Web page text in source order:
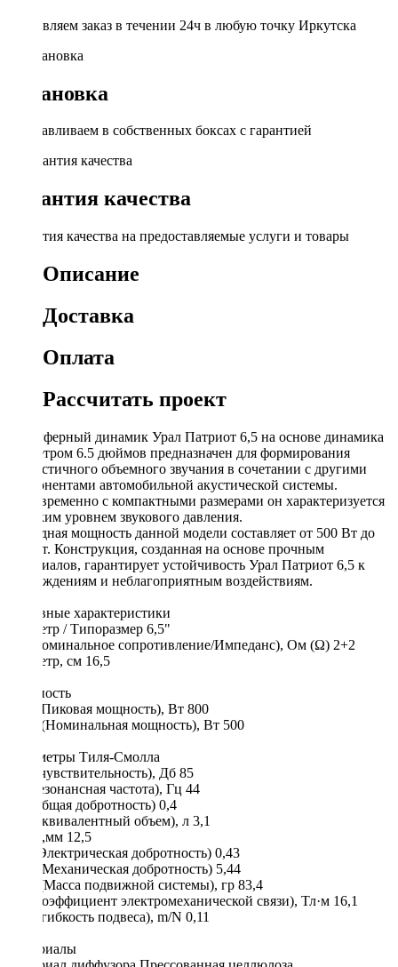
Доставляем заказ в течении 24ч в любую точку Иркутска
Установка
Устанавливаем в собственных боксах с гарантией
Гарантия качества
Гарантия качества на предоставляемые услуги и товары
Описание
Доставка
Оплата
Рассчитать проект
Сабвуферный динамик Урал Патриот 6,5 на основе динамика
диаметром 6.5 дюймов предназначен для формирования
реалистичного объемного звучания в сочетании с другими
компонентами автомобильной акустической системы.
Одновременно с компактными размерами он характеризуется
высоким уровнем звукового давления.
Выходная мощность данной модели составляет от 500 Вт до
800 Вт. Конструкция, созданная на основе прочным
материалов, гарантирует устойчивость Урал Патриот 6,5 к
повреждениям и неблагоприятным воздействиям.
Основные характеристики
Диаметр / Типоразмер 6,5"
Re (Номинальное сопротивление/Импеданс), Ом (Ω) 2+2
Диаметр, см 16,5
Мощность
Max (Пиковая мощность), Вт 800
RMS (Номинальная мощность), Вт 500
Параметры Тиля-Смолла
SPL (чувствительность), Дб 85
FS (резонансная частота), Гц 44
Qts (общая добротность) 0,4
Vas (эквивалентный объем), л 3,1
Xmax,мм 12,5
Qes (Электрическая добротность) 0,43
Qms (Механическая добротность) 5,44
Mms (Масса подвижной системы), гр 83,4
BL (Коэффициент электромеханической связи), Тл·м 16,1
Cms (гибкость подвеса), m/N 0,11
Материалы